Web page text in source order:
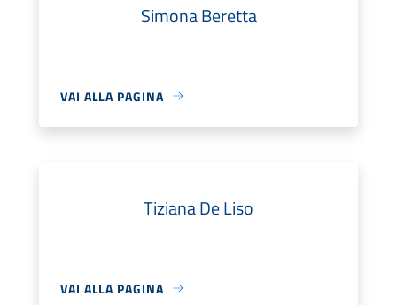
Simona Beretta
VAI ALLA PAGINA
Tiziana De Liso
VAI ALLA PAGINA